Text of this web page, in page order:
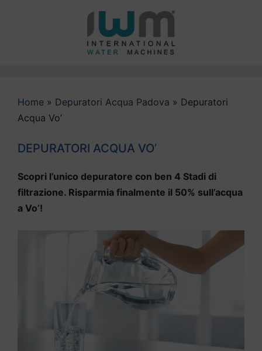
Home » Depuratori Acqua Padova » Depuratori
Acqua Vo’
DEPURATORI ACQUA VO’
Scopri l’unico depuratore con ben 4 Stadi di
filtrazione. Risparmia finalmente il 50% sull’acqua
a Vo’!